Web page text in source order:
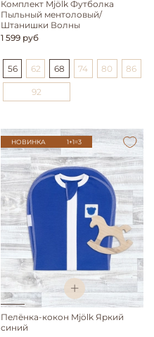
Комплект Mjölk Футболка
Пыльный ментоловый/
Штанишки Волны
1 599 руб
56 62 68 74 80 86
92
НОВИНКА 1+1=3
Пелёнка-кокон Mjölk Яркий
синий